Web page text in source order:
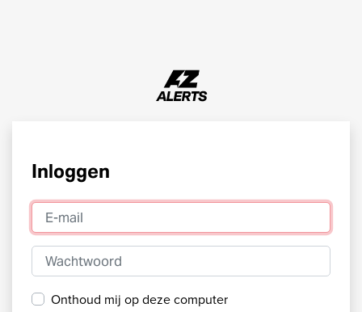
Inloggen
E-mail
Wachtwoord
Onthoud mij op deze computer